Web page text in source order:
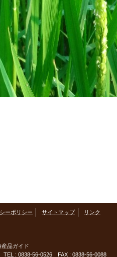
ーポリシー サイトマップ リンク
品ガイド
TEL : 0838-56-0526 FAX : 0838-56-0088